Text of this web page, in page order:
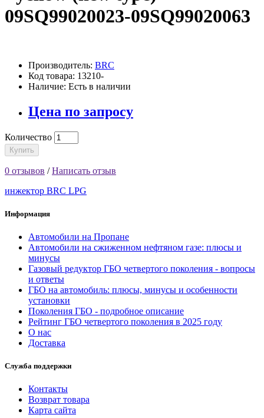
09SQ99020023-09SQ99020063
Производитель: BRC
Код товара: 13210-
Наличие: Есть в наличии
Цена по запросу
Количество
Купить
0 отзывов /Написать отзыв
инжектор BRC LPG
Информация
Автомобили на Пропане
Автомобили на сжиженном нефтяном газе: плюсы и
минусы
Газовый редуктор ГБО четвертого поколения - вопросы
и ответы
ГБО на автомобиль: плюсы, минусы и особенности
установки
Поколения ГБО - подробное описание
Рейтинг ГБО четвертого поколения в 2025 году
О нас
Доставка
Служба поддержки
Контакты
Возврат товара
Карта сайта